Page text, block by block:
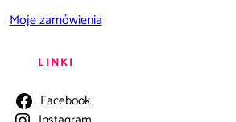
Moje zamówienia
LINKI
Facebook